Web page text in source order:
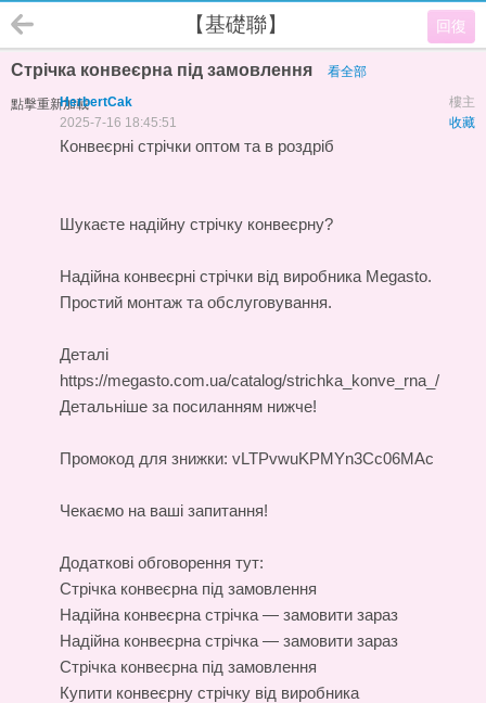
回復
【基礎聯】
Стрічка конвеєрна під замовлення 看全部
點擊重新加載 樓主
HerbertCak
收藏
2025-7-16 18:45:51
Конвеєрні стрічки оптом та в роздріб
Шукаєте надійну стрічку конвеєрну?
Надійна конвеєрні стрічки від виробника Megasto.
Простий монтаж та обслуговування.
Деталі
https://megasto.com.ua/catalog/strichka_konve_rna_/
Детальніше за посиланням нижче!
Промокод для знижки: vLTPvwuKPMYn3Cc06MAc
Чекаємо на ваші запитання!
Додаткові обговорення тут:
Стрічка конвеєрна під замовлення
Надійна конвеєрна стрічка — замовити зараз
Надійна конвеєрна стрічка — замовити зараз
Стрічка конвеєрна під замовлення
Купити конвеєрну стрічку від виробника